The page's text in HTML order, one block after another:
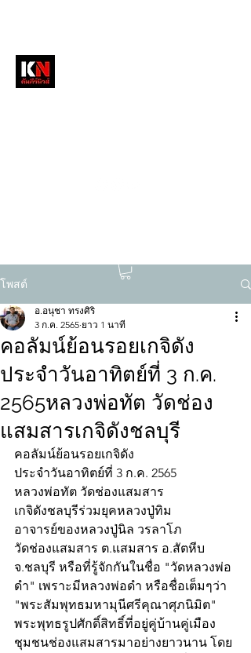
โพสต์
คอลัมน์ย้อนรอยเกจิดัง
ประจำวันอาทิตย์ที่ 3 ก.ค.
2565หลวงพ่อทัต วัดช่อง
แสมสารเกจิดังชลบุรี
อ.อนุชา ทรงศิริ
3 ก.ค. 2565 ยาว 1 นาที
คอลัมน์ย้อนรอยเกจิดัง
ประจำวันอาทิตย์ที่ 3 ก.ค. 2565
หลวงพ่อทัต วัดช่องแสมสาร
เกจิดังชลบุรีร่วมยุคหลวงปู่ทิม
อาจารย์ของหลวงปู่นิล วรลาโภ
วัดช่องแสมสาร ต.แสมสาร อ.สัตหีบ
จ.ชลบุรี หรือที่รู้จักกันในชื่อ "วัดหลวงพ่อ
ดำ" เพราะมีหลวงพ่อดำ หรือชื่อเต็มๆว่า
"พระสัมพุทธมหามุนีศรีคุณาศุภนิมิต"
พระพุทธรูปศักดิ์สิทธิ์ที่อยู่คู่บ้านคู่เมือง
ชุมชนช่องแสมสารมาอย่างยาวนาน โดย